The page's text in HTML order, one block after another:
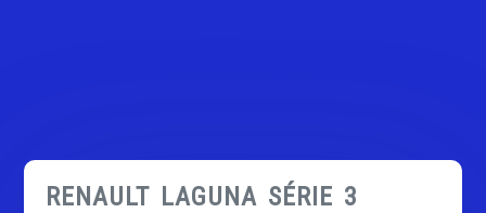
RENAULT LAGUNA SÉRIE 3